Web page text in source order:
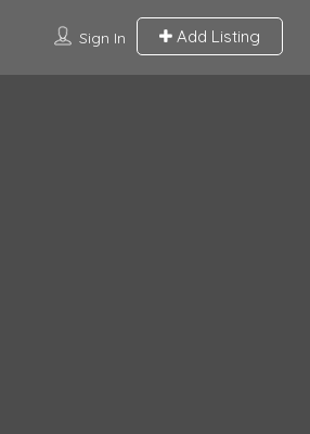
Sign In Add Listing